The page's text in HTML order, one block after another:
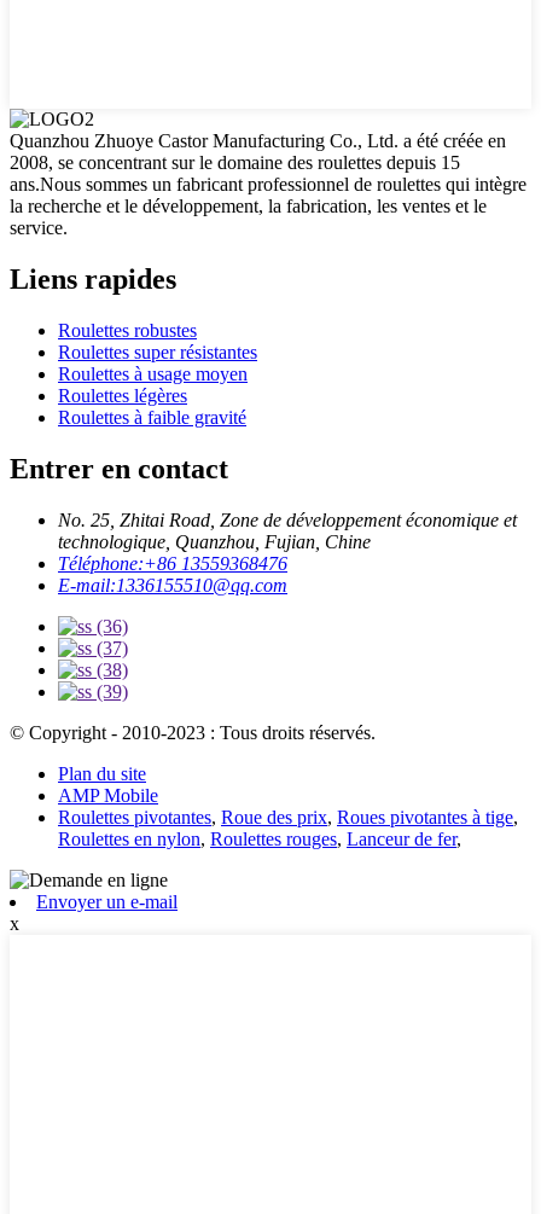
Quanzhou Zhuoye Castor Manufacturing Co., Ltd. a été créée en
2008, se concentrant sur le domaine des roulettes depuis 15
ans.Nous sommes un fabricant professionnel de roulettes qui intègre
la recherche et le développement, la fabrication, les ventes et le
service.
Liens rapides
Roulettes robustes
Roulettes super résistantes
Roulettes à usage moyen
Roulettes légères
Roulettes à faible gravité
Entrer en contact
No. 25, Zhitai Road, Zone de développement économique et
technologique, Quanzhou, Fujian, Chine
Téléphone:+86 13559368476
E-mail:1336155510@qq.com
© Copyright - 2010-2023 : Tous droits réservés.
Plan du site
AMP Mobile
Roulettes pivotantes, Roue des prix, Roues pivotantes à tige,
Roulettes en nylon, Roulettes rouges, Lanceur de fer,
Envoyer un e-mail
x